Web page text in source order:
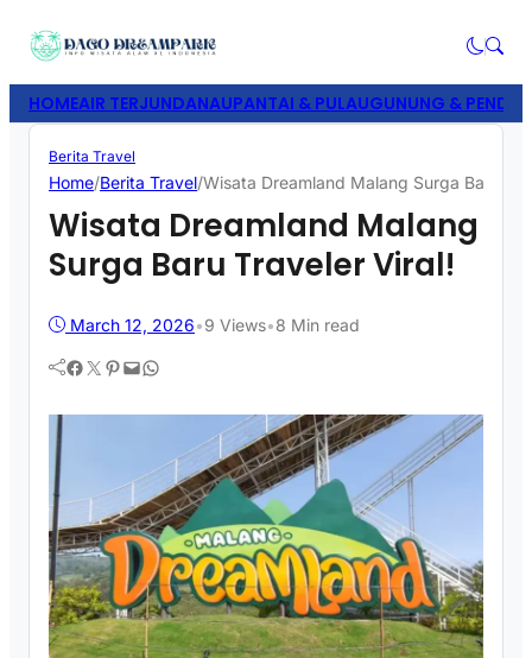
HOMEAIR TERJUNDANAUPANTAI & PULAUGUNUNG &
Berita Travel
Home/Berita Travel/Wisata Dreamland Malang Surga Baru
Wisata Dreamland Malang
Surga Baru Traveler Viral!
March 12, 2026•9 Views•8 Min read
Facebook Twitter Pinterest Mail WhatsApp